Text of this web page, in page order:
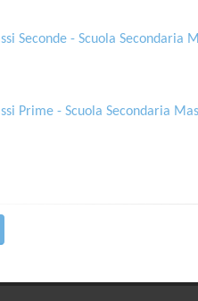
Seconde - Scuola Secondaria
Prime - Scuola Secondaria